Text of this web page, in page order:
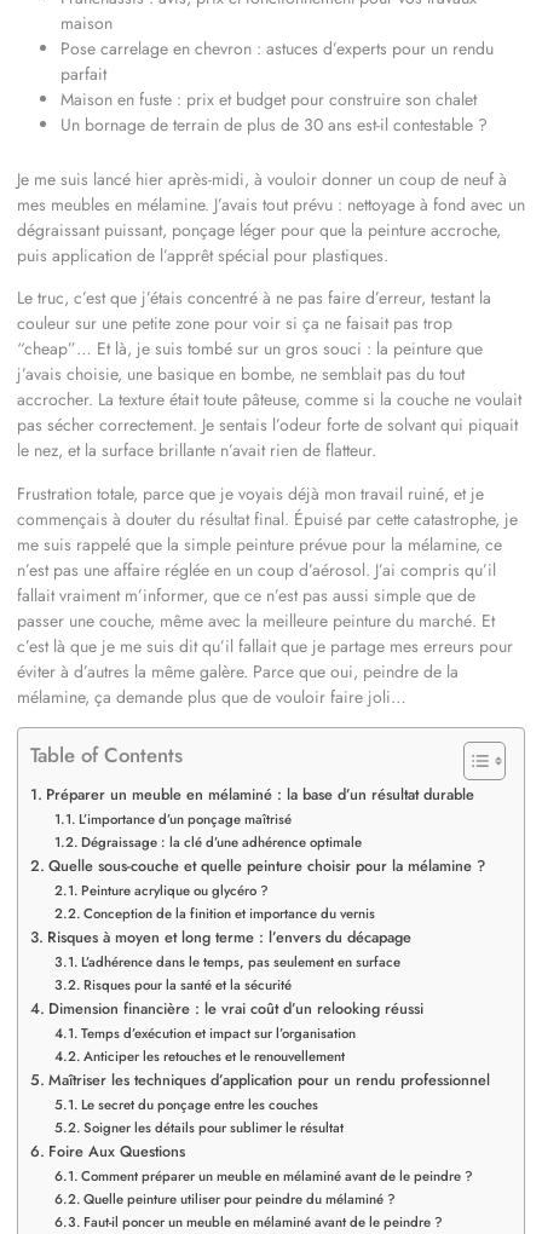
Je me suis lancé hier après-midi, à vouloir donner un coup de neuf à
mes meubles en mélamine. J’avais tout prévu : nettoyage à fond avec un
dégraissant puissant, ponçage léger pour que la peinture accroche,
puis application de l’apprêt spécial pour plastiques.
Le truc, c’est que j’étais concentré à ne pas faire d’erreur, testant la
couleur sur une petite zone pour voir si ça ne faisait pas trop
“cheap”… Et là, je suis tombé sur un gros souci : la peinture que
j’avais choisie, une basique en bombe, ne semblait pas du tout
accrocher. La texture était toute pâteuse, comme si la couche ne voulait
pas sécher correctement. Je sentais l’odeur forte de solvant qui piquait
le nez, et la surface brillante n’avait rien de flatteur.
Frustration totale, parce que je voyais déjà mon travail ruiné, et je
commençais à douter du résultat final. Épuisé par cette catastrophe, je
me suis rappelé que la simple peinture prévue pour la mélamine, ce
n’est pas une affaire réglée en un coup d’aérosol. J’ai compris qu’il
fallait vraiment m’informer, que ce n’est pas aussi simple que de
passer une couche, même avec la meilleure peinture du marché. Et
c’est là que je me suis dit qu’il fallait que je partage mes erreurs pour
éviter à d’autres la même galère. Parce que oui, peindre de la
mélamine, ça demande plus que de vouloir faire joli…
Table of Contents
Préparer un meuble en mélaminé : la base d’un résultat durable
L’importance d’un ponçage maîtrisé
Dégraissage : la clé d’une adhérence optimale
Quelle sous-couche et quelle peinture choisir pour la mélamine ?
Peinture acrylique ou glycéro ?
Conception de la finition et importance du vernis
Risques à moyen et long terme : l’envers du décapage
L’adhérence dans le temps, pas seulement en surface
Risques pour la santé et la sécurité
Dimension financière : le vrai coût d’un relooking réussi
Temps d’exécution et impact sur l’organisation
Anticiper les retouches et le renouvellement
Maîtriser les techniques d’application pour un rendu professionnel
Le secret du ponçage entre les couches
Soigner les détails pour sublimer le résultat
Foire Aux Questions
Comment préparer un meuble en mélaminé avant de le peindre ?
Quelle peinture utiliser pour peindre du mélaminé ?
Faut-il poncer un meuble en mélaminé avant de le peindre ?
maison
Pose carrelage en chevron : astuces d’experts pour un rendu
parfait
Maison en fuste : prix et budget pour construire son chalet
Un bornage de terrain de plus de 30 ans est-il contestable ?